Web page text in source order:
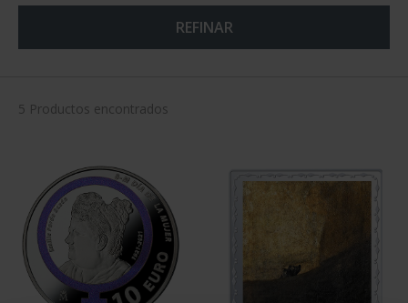
REFINAR
5 Productos encontrados